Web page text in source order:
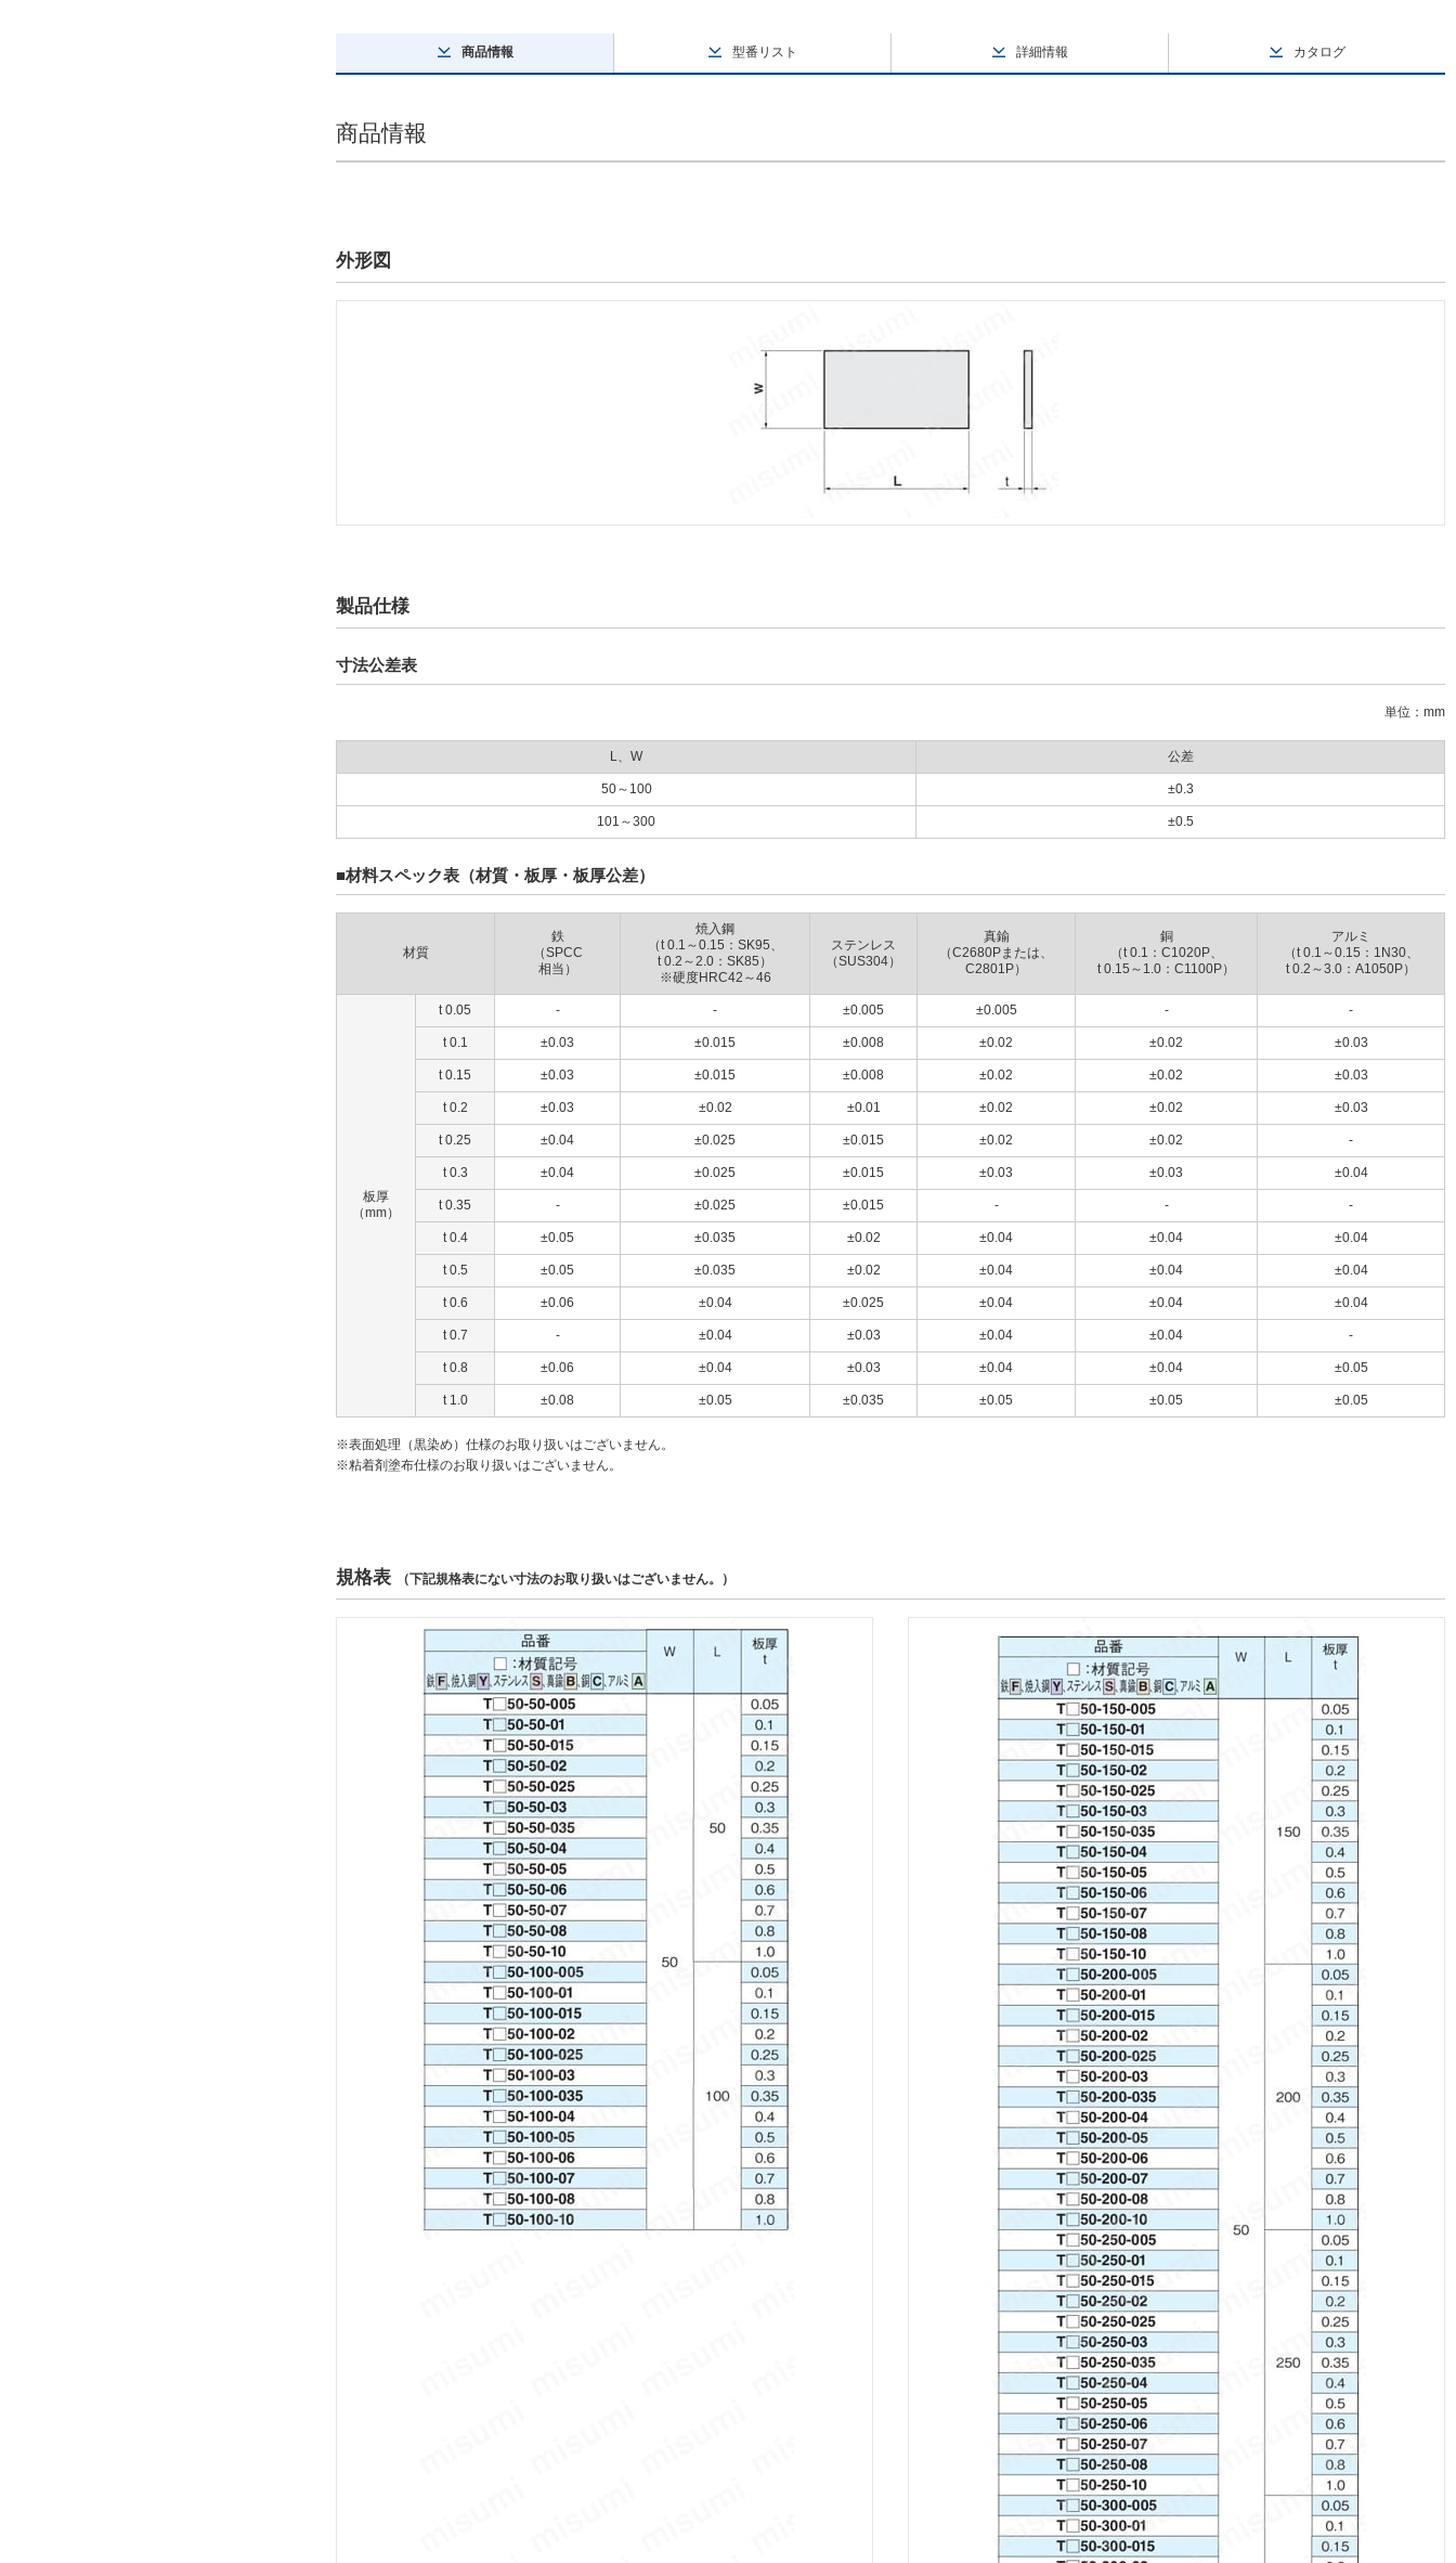
商品情報 型番リスト 詳細情報 カタログ
商品情報
外形図
製品仕様
寸法公差表
単位：mm
L、W 公差
50～100 ±0.3
101～300 ±0.5
■材料スペック表（材質・板厚・板厚公差）
材質
鉄
（SPCC
相当）
焼入鋼
（t 0.1～0.15：SK95、
t 0.2～2.0：SK85）
※硬度HRC42～46
ステンレス
（SUS304）
真鍮
（C2680Pまたは、
C2801P）
銅
（t 0.1：C1020P、
t 0.15～1.0：C1100P）
アルミ
（t 0.1～0.15：1N30、
t 0.2～3.0：A1050P）
板厚
（mm）
t 0.05 - - ±0.005 ±0.005 - -
t 0.1 ±0.03 ±0.015 ±0.008 ±0.02 ±0.02 ±0.03
t 0.15 ±0.03 ±0.015 ±0.008 ±0.02 ±0.02 ±0.03
t 0.2 ±0.03 ±0.02 ±0.01 ±0.02 ±0.02 ±0.03
t 0.25 ±0.04 ±0.025 ±0.015 ±0.02 ±0.02 -
t 0.3 ±0.04 ±0.025 ±0.015 ±0.03 ±0.03 ±0.04
t 0.35 - ±0.025 ±0.015 - - -
t 0.4 ±0.05 ±0.035 ±0.02 ±0.04 ±0.04 ±0.04
t 0.5 ±0.05 ±0.035 ±0.02 ±0.04 ±0.04 ±0.04
t 0.6 ±0.06 ±0.04 ±0.025 ±0.04 ±0.04 ±0.04
t 0.7 - ±0.04 ±0.03 ±0.04 ±0.04 -
t 0.8 ±0.06 ±0.04 ±0.03 ±0.04 ±0.04 ±0.05
t 1.0 ±0.08 ±0.05 ±0.035 ±0.05 ±0.05 ±0.05
※表面処理（黒染め）仕様のお取り扱いはございません。
※粘着剤塗布仕様のお取り扱いはございません。
規格表 （下記規格表にない寸法のお取り扱いはございません。）